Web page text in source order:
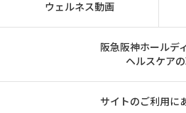
ウェルネス動画
阪急阪神ホールデ
ヘルスケア
サイトのご利用に